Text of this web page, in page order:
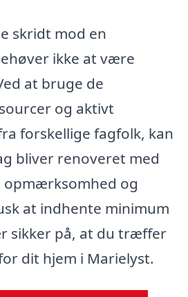
skridt mod en
ikke at være
at bruge de
og aktivt
forskellige fagfolk, kan
bliver renoveret med
opmærksomhed og
at indhente minimum
sikker på, at du træffer
dit hjem i Marielyst.